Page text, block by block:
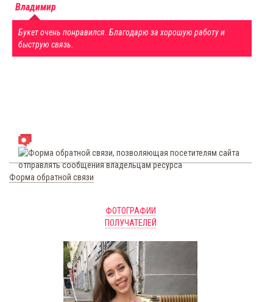
Владимир
Букет очень понравился. Благодарю за хорошую работу и
быструю связь.
Форма обратной связи
ФОТОГРАФИИ
ПОЛУЧАТЕЛЕЙ